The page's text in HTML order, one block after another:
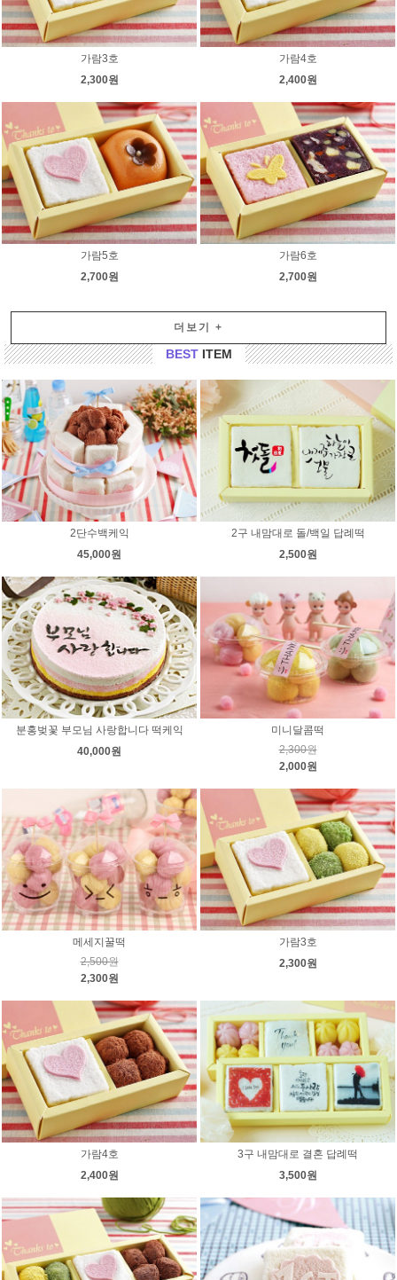
가람3호
2,300원
가람4호
2,400원
가람5호
2,700원
가람6호
2,700원
더보기 +
BEST ITEM
2단수백케익
45,000원
2구 내맘대로 돌/백일 답례떡
2,500원
분홍벚꽃 부모님 사랑합니다 떡케익
40,000원
미니달콤떡
2,300원
2,000원
메세지꿀떡
2,500원
2,300원
가람3호
2,300원
가람4호
2,400원
3구 내맘대로 결혼 답례떡
3,500원